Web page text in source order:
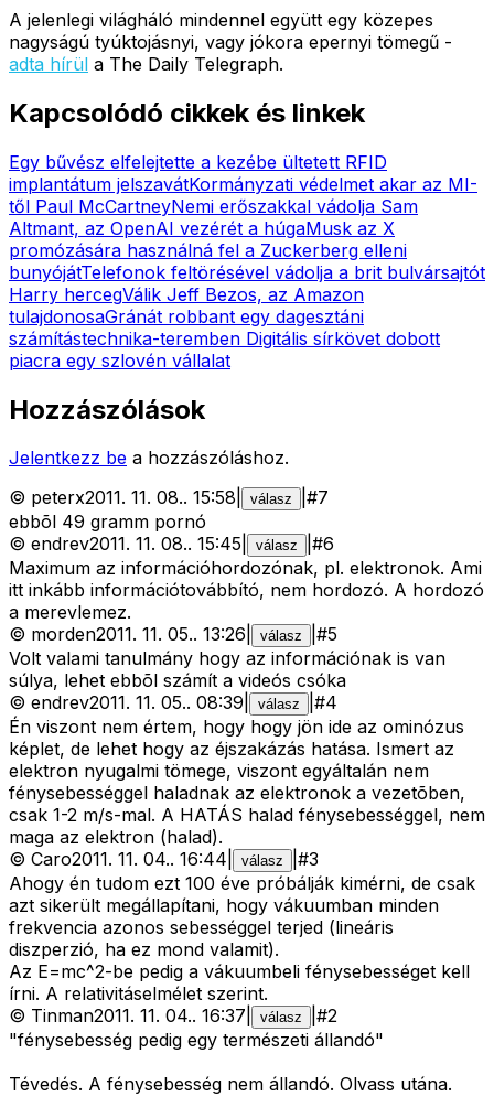
A jelenlegi világháló mindennel együtt egy közepes
nagyságú tyúktojásnyi, vagy jókora epernyi tömegű -
adta hírül a The Daily Telegraph.
Kapcsolódó cikkek és linkek
Egy bűvész elfelejtette a kezébe ültetett RFID
implantátum jelszavátKormányzati védelmet akar az MI-
től Paul McCartneyNemi erőszakkal vádolja Sam
Altmant, az OpenAI vezérét a húgaMusk az X
promózására használná fel a Zuckerberg elleni
bunyójátTelefonok feltörésével vádolja a brit bulvársajtót
Harry hercegVálik Jeff Bezos, az Amazon
tulajdonosaGránát robbant egy dagesztáni
számítástechnika-teremben Digitális sírkövet dobott
piacra egy szlovén vállalat
Hozzászólások
Jelentkezz be a hozzászóláshoz.
© peterx2011. 11. 08.. 15:58 válasz #7
ebbõl 49 gramm pornó
© endrev2011. 11. 08.. 15:45 válasz #6
Maximum az információhordozónak, pl. elektronok. Ami
itt inkább információtovábbító, nem hordozó. A hordozó
a merevlemez.
© morden2011. 11. 05.. 13:26 válasz #5
Volt valami tanulmány hogy az információnak is van
súlya, lehet ebbõl számít a videós csóka
© endrev2011. 11. 05.. 08:39 válasz #4
Én viszont nem értem, hogy hogy jön ide az ominózus
képlet, de lehet hogy az éjszakázás hatása. Ismert az
elektron nyugalmi tömege, viszont egyáltalán nem
fénysebességgel haladnak az elektronok a vezetõben,
csak 1-2 m/s-mal. A HATÁS halad fénysebességgel, nem
maga az elektron (halad).
© Caro2011. 11. 04.. 16:44 válasz #3
Ahogy én tudom ezt 100 éve próbálják kimérni, de csak
azt sikerült megállapítani, hogy vákuumban minden
frekvencia azonos sebességgel terjed (lineáris
diszperzió, ha ez mond valamit).
Az E=mc^2-be pedig a vákuumbeli fénysebességet kell
írni. A relativitáselmélet szerint.
© Tinman2011. 11. 04.. 16:37 válasz #2
"fénysebesség pedig egy természeti állandó"
Tévedés. A fénysebesség nem állandó. Olvass utána.